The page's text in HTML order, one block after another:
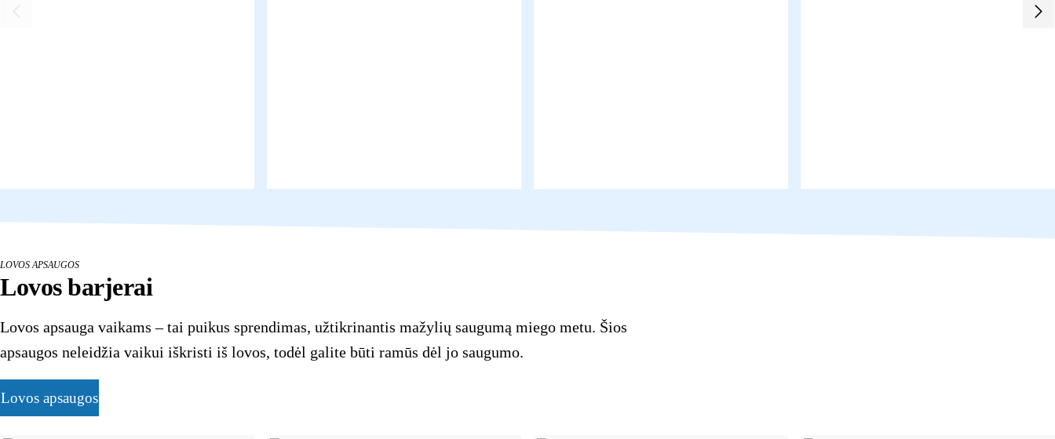
LOVOS APSAUGOS
Lovos barjerai
Lovos apsauga vaikams – tai puikus sprendimas, užtikrinantis mažylių saugumą miego metu. Šios
apsaugos neleidžia vaikui iškristi iš lovos, todėl galite būti ramūs dėl jo saugumo.
Lovos apsaugos